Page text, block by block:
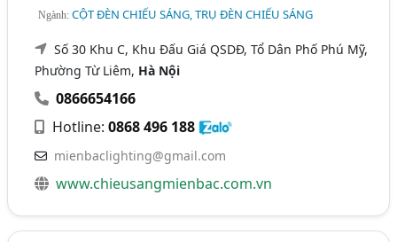
Ngành:CỘT ĐÈN CHIẾU SÁNG, TRỤ ĐÈN CHIẾU SÁNG
Số 30 Khu C, Khu Đấu Giá QSDĐ, Tổ Dân Phố Phú Mỹ,
Phường Từ Liêm, Hà Nội
0866654166
Hotline:0868 496 188
mienbaclighting@gmail.com
www.chieusangmienbac.com.vn